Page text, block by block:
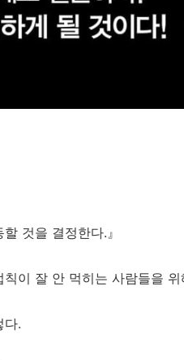
것을 결정한다.』
이 잘 안 먹히는 사람들을
다.